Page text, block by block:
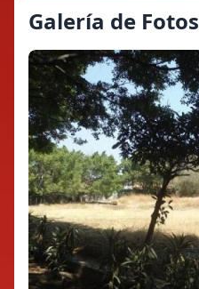
Galería de Fotos